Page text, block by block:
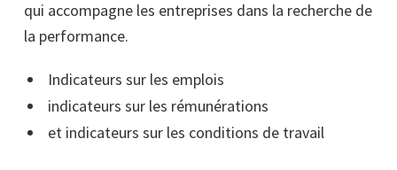
qui accompagne les entreprises dans la recherche de
la performance.
Indicateurs sur les emplois
indicateurs sur les rémunérations
et indicateurs sur les conditions de travail